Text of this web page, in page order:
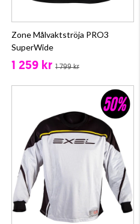
Zone Målvaktströja PRO3
SuperWide
1 259 kr 1 799 kr